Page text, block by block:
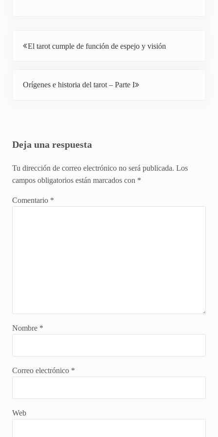
El tarot cumple de función de espejo y visión
Orígenes e historia del tarot – Parte I
Deja una respuesta
Tu dirección de correo electrónico no será publicada. Los
campos obligatorios están marcados con *
Comentario *
Nombre *
Correo electrónico *
Web